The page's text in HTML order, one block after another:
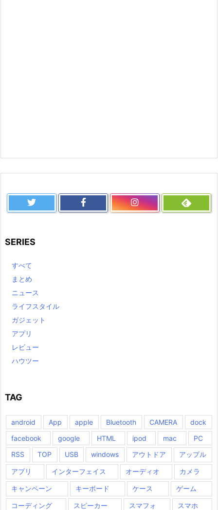
SERIES
すべて
まとめ
ニュース
ライフスタイル
ガジェット
アプリ
レビュー
ハウツー
TAG
android App apple Bluetooth CAMERA
dock
facebook
google HTML ipod mac
PC
RSS
TOP USB windows アウトドア アップル
アプリ インターフェイス オーディオ カメラ
キャンペーン キーボード ケース ゲーム
コーディング スピーカー スマフォ スマホ